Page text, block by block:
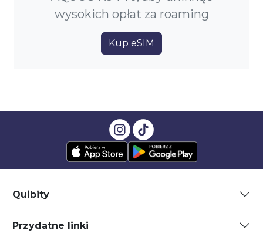
wysokich opłat za roaming
Kup eSIM
Quibity
Przydatne linki